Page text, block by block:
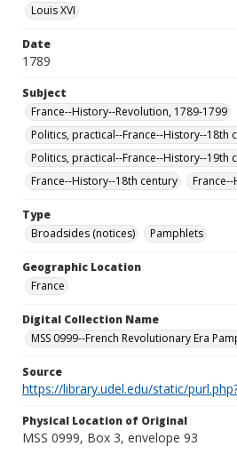
Louis XVI
Date
1789
Subject
France--History--Revolution, 1789-1799
Politics, practical--France--History--18th
Politics, practical--France--History--19th
France--History--18th century
Type
Broadsides (notices)
Pamphlets
Geographic Location
France
Digital Collection Name
MSS 0999--French Revolutionary Era
Source
https://library.udel.edu/static/
Physical Location of Original
MSS 0999, Box 3, envelope 93